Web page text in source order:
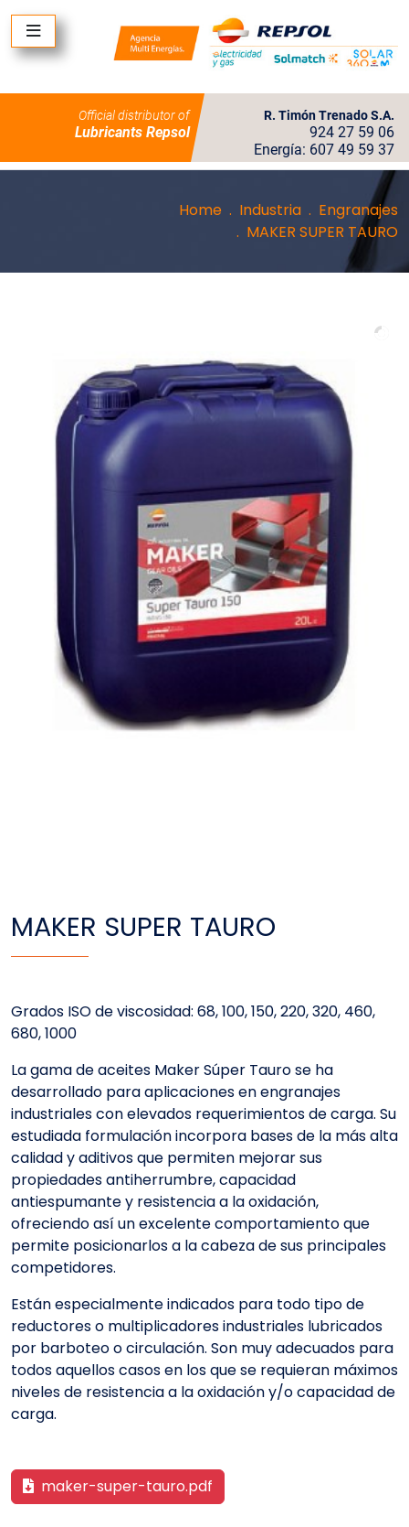
Official distributor of
Lubricants Repsol
R. Timón Trenado S.A.
924 27 59 06
Energía: 607 49 59 37
Home Industria
Engranajes
MAKER SUPER TAURO
MAKER SUPER TAURO
Grados ISO de viscosidad: 68, 100, 150, 220, 320, 460,
680, 1000
La gama de aceites Maker Súper Tauro se ha
desarrollado para aplicaciones en engranajes
industriales con elevados requerimientos de carga. Su
estudiada formulación incorpora bases de la más alta
calidad y aditivos que permiten mejorar sus
propiedades antiherrumbre, capacidad
antiespumante y resistencia a la oxidación,
ofreciendo así un excelente comportamiento que
permite posicionarlos a la cabeza de sus principales
competidores.
Están especialmente indicados para todo tipo de
reductores o multiplicadores industriales lubricados
por barboteo o circulación. Son muy adecuados para
todos aquellos casos en los que se requieran máximos
niveles de resistencia a la oxidación y/o capacidad de
carga.
maker-super-tauro.pdf